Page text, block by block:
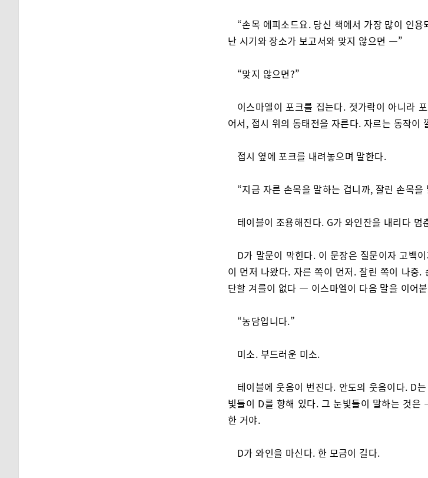
“손목 에피소드요. 당신 책에서 가장 많이 인
난 시기와 장소가 보고서와 맞지 않으면 —”
“맞지 않으면?”
이스마엘이 포크를 집는다. 젓가락이 아니라
어서, 접시 위의 동태전을 자른다. 자르는 동작이
접시 옆에 포크를 내려놓으며 말한다.
“지금 자른 손목을 말하는 겁니까, 잘린 손목을
테이블이 조용해진다. G가 와인잔을 내리다 멈
D가 말문이 막힌다. 이 문장은 질문이자 고백
이 먼저 나왔다. 자른 쪽이 먼저. 잘린 쪽이 나중.
단할 겨를이 없다 — 이스마엘이 다음 말을 이어
“농담입니다.”
미소. 부드러운 미소.
테이블에 웃음이 번진다. 안도의 웃음이다. D
빛들이 D를 향해 있다. 그 눈빛들이 말하는 것
한 거야.
D가 와인을 마신다. 한 모금이 길다.